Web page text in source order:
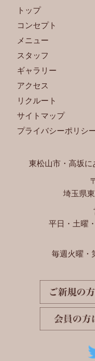
トップ
コンセプト
メニュー
スタッフ
ギャラリー
アクセス
リクルート
サイトマップ
プライバシーポリシ
東松山市・高坂に
埼玉県
平日・土曜
毎週火曜・